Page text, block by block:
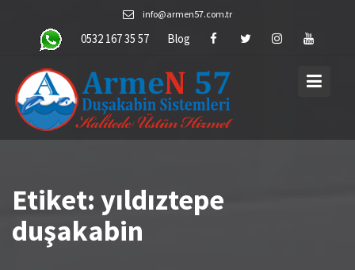
content
info@armen57.com.tr
0532 167 35 57 Blog
Etiket: yıldıztepe
duşakabin